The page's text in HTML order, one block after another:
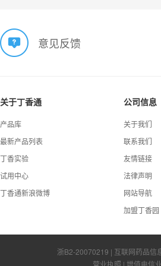
意见反馈
关于丁香通
产品库
最新产品列表
丁香实验
试用中心
丁香通新浪微博
公司信息
关于我们
联系我们
友情链接
法律声明
网站导航
加盟丁香园
浙B2-20070219 | 互联网药品信
营业执照 | 增值电信